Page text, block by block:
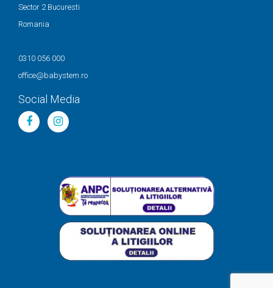
Sector 2 Bucuresti
Romania
0310 056 000
office@babystem.ro
Social Media